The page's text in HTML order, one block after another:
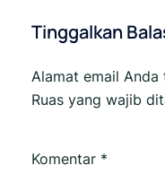
Tinggalkan
Alamat email
Ruas yang wajib
Komentar *